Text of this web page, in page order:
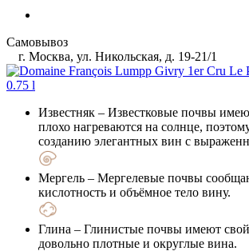
Самовывоз
г. Москва, ул. Никольская, д. 19-21/1
Известняк – Известковые почвы
плохо нагреваются на солнце,
созданию элегантных вин с
Мергель – Мергелевые почвы
кислотность и объёмное тело вину.
Глина – Глинистые почвы имеют
довольно плотные и округлые вина.